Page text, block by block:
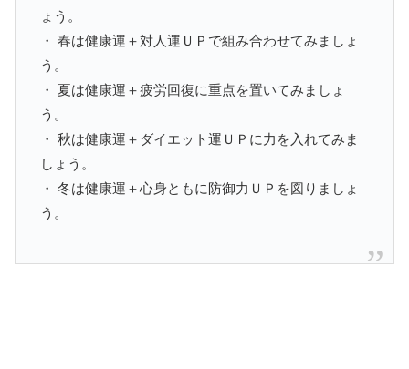
ょう。
・ 春は健康運＋対人運ＵＰで組み合わせてみましょ
う。
・ 夏は健康運＋疲労回復に重点を置いてみましょ
う。
・ 秋は健康運＋ダイエット運ＵＰに力を入れてみま
しょう。
・ 冬は健康運＋心身ともに防御力ＵＰを図りましょ
う。